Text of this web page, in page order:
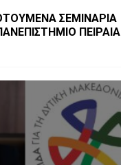
ΣΕΜΙΝΑΡΙΑ
ΠΕΙΡΑΙΑ